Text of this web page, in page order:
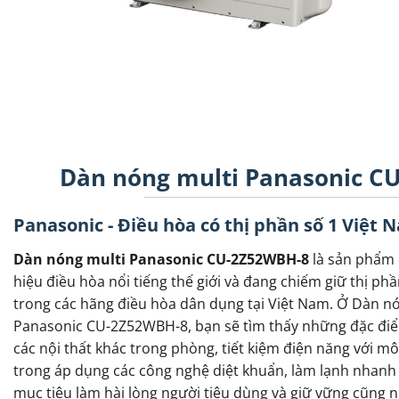
Dàn nóng multi Panasonic
Panasonic - Điều hòa có thị phần số 1 Việt
Dàn nóng multi Panasonic CU-2Z52WBH-8 là sản
hiệu điều hòa nổi tiếng thế giới và đang chiếm giữ thị
trong các hãng điều hòa dân dụng tại Việt Nam. Ở Dàn
Panasonic CU-2Z52WBH-8, bạn sẽ tìm thấy những đặc
các nội thất khác trong phòng, tiết kiệm điện năng với
trong áp dụng các công nghệ diệt khuẩn, làm lạnh
mục tiêu làm hài lòng người tiêu dùng và giữ vững